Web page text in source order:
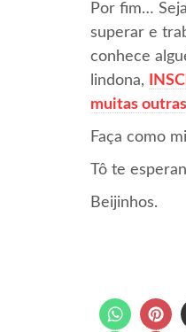
Por fim…
superar e
conhece
lindona,
muitas
Faça como
Tô te
Beijinhos.